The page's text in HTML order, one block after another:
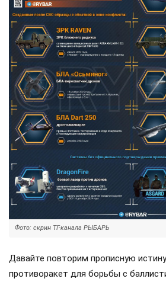
Фото: скрин ТГ-канала РЫБАРЬ
Давайте повторим прописную
противоракет для борьбы с